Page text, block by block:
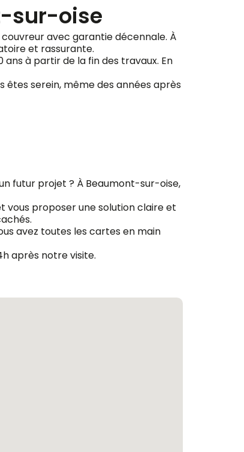
sur-oise
avec garantie décennale. À
et rassurante.
à partir de la fin des travaux. En
êtes serein, même des années après
futur projet ? À Beaumont-sur-oise,
vous proposer une solution claire et
avez toutes les cartes en main
après notre visite.